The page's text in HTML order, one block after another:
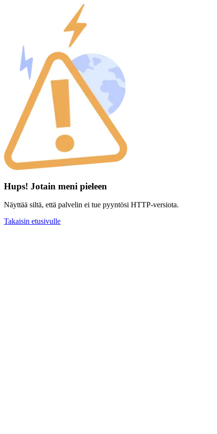
Hups! Jotain meni pieleen
Näyttää siltä, että palvelin ei tue pyyntösi HTTP-versiota.
Takaisin etusivulle